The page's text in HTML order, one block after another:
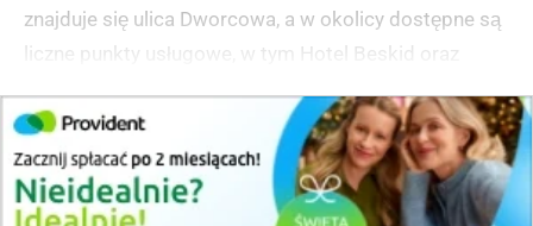
znajduje się ulica Dworcowa, a w okolicy dostępne są
liczne punkty usługowe, w tym Hotel Beskid oraz
korzystać z parkingu przed budynkiem banku.
(zgłoś, jeśli ten opis wprowadza w błąd)